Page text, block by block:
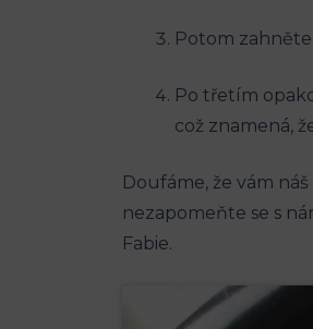
Potom
Po třetím
což znamená,
Doufáme, že vám
nezapomeňte se s
Fabie.